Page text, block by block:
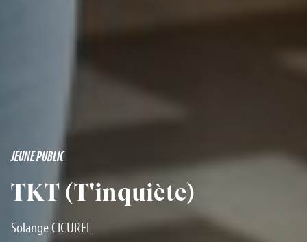
JEUNE PUBLIC
TKT (T'inquiète)
Solange CICUREL